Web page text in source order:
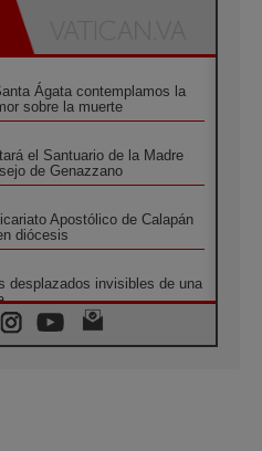
Ágata contemplamos la
sobre la muerte
el Santuario de la Madre
de Genazzano
Apostólico de Calapán
diócesis
desplazados invisibles de una
el Papa León señalará